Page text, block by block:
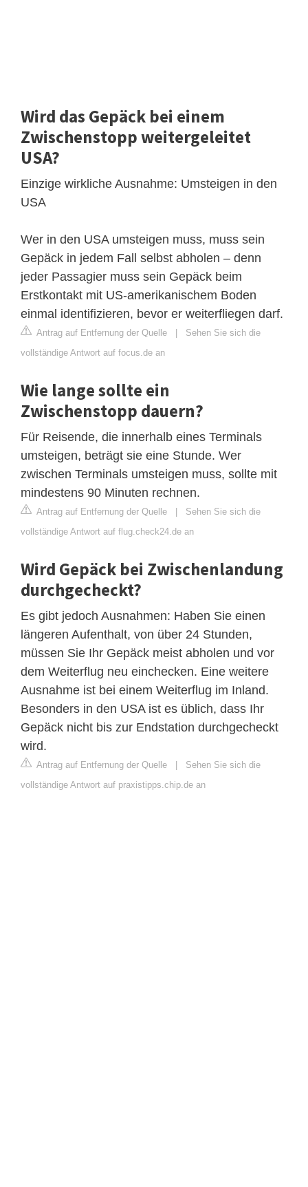
Wird das Gepäck bei einem
Zwischenstopp weitergeleitet
USA?
Einzige wirkliche Ausnahme: Umsteigen in den
USA
Wer in den USA umsteigen muss, muss sein
Gepäck in jedem Fall selbst abholen – denn
jeder Passagier muss sein Gepäck beim
Erstkontakt mit US-amerikanischem Boden
einmal identifizieren, bevor er weiterfliegen darf.
Antrag auf Entfernung der Quelle | Sehen Sie sich die
vollständige Antwort auf focus.de an
Wie lange sollte ein
Zwischenstopp dauern?
Für Reisende, die innerhalb eines Terminals
umsteigen, beträgt sie eine Stunde. Wer
zwischen Terminals umsteigen muss, sollte mit
mindestens 90 Minuten rechnen.
Antrag auf Entfernung der Quelle | Sehen Sie sich die
vollständige Antwort auf flug.check24.de an
Wird Gepäck bei Zwischenlandung
durchgecheckt?
Es gibt jedoch Ausnahmen: Haben Sie einen
längeren Aufenthalt, von über 24 Stunden,
müssen Sie Ihr Gepäck meist abholen und vor
dem Weiterflug neu einchecken. Eine weitere
Ausnahme ist bei einem Weiterflug im Inland.
Besonders in den USA ist es üblich, dass Ihr
Gepäck nicht bis zur Endstation durchgecheckt
wird.
Antrag auf Entfernung der Quelle | Sehen Sie sich die
vollständige Antwort auf praxistipps.chip.de an